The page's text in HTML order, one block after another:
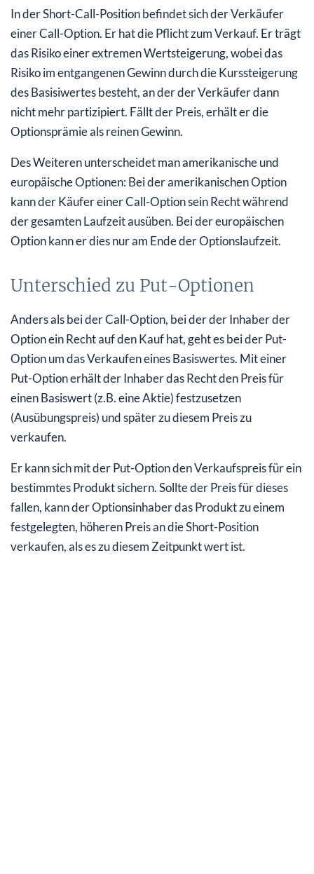
In der Short-Call-Position befindet sich der Verkäufer
einer Call-Option. Er hat die Pflicht zum Verkauf. Er trägt
das Risiko einer extremen Wertsteigerung, wobei das
Risiko im entgangenen Gewinn durch die Kurssteigerung
des Basisiwertes besteht, an der der Verkäufer dann
nicht mehr partizipiert. Fällt der Preis, erhält er die
Optionsprämie als reinen Gewinn.
Des Weiteren unterscheidet man amerikanische und
europäische Optionen: Bei der amerikanischen Option
kann der Käufer einer Call-Option sein Recht während
der gesamten Laufzeit ausüben. Bei der europäischen
Option kann er dies nur am Ende der Optionslaufzeit.
Unterschied zu Put-Optionen
Anders als bei der Call-Option, bei der der Inhaber der
Option ein Recht auf den Kauf hat, geht es bei der Put-
Option um das Verkaufen eines Basiswertes. Mit einer
Put-Option erhält der Inhaber das Recht den Preis für
einen Basiswert (z.B. eine Aktie) festzusetzen
(Ausübungspreis) und später zu diesem Preis zu
verkaufen.
Er kann sich mit der Put-Option den Verkaufspreis für ein
bestimmtes Produkt sichern. Sollte der Preis für dieses
fallen, kann der Optionsinhaber das Produkt zu einem
festgelegten, höheren Preis an die Short-Position
verkaufen, als es zu diesem Zeitpunkt wert ist.